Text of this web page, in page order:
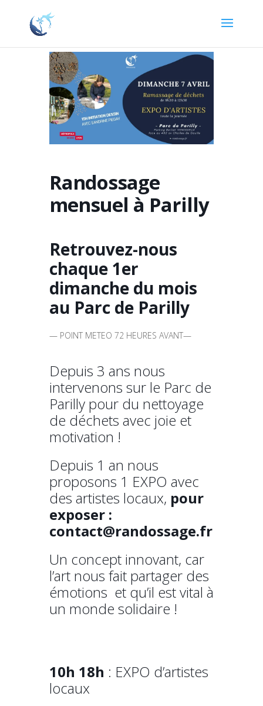
Randossage
mensuel à Parilly
Retrouvez-nous
chaque 1er
dimanche du mois
au Parc de Parilly
— POINT METEO 72 HEURES AVANT—
Depuis 3 ans nous
intervenons sur le Parc de
Parilly pour du nettoyage
de déchets avec joie et
motivation !
Depuis 1 an nous
proposons 1 EXPO avec
des artistes locaux, pour
exposer :
contact@randossage.fr
Un concept innovant, car
l’art nous fait partager des
émotions et qu’il est vital à
un monde solidaire !
10h 18h : EXPO d’artistes
locaux